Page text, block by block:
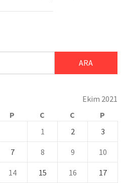
Ekim 2021
P C C
P
1
2 3
7 8 9 10
14 15 16 17